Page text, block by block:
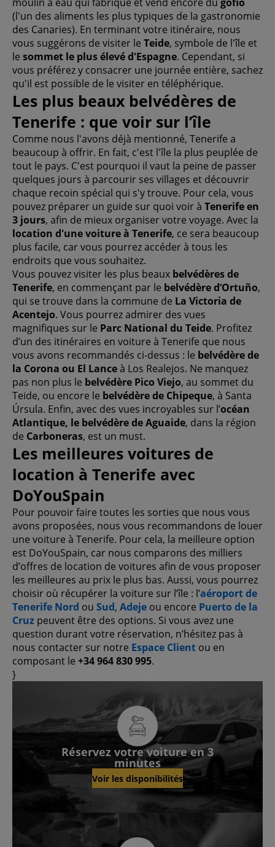
moulin à eau qui fabrique et vend encore du gofio
(l'un des aliments les plus typiques de la gastronomie
des Canaries). En terminant votre itinéraire, nous
vous suggérons de visiter le Teide, symbole de l'île et
le sommet le plus élevé d'Espagne. Cependant, si
vous préférez y consacrer une journée entière, sachez
qu'il est possible de le visiter en téléphérique.
Les plus beaux belvédères de
Tenerife : que voir sur l’île
Comme nous l'avons déjà mentionné, Tenerife a
beaucoup à offrir. En fait, c'est l'île la plus peuplée de
tout le pays. C'est pourquoi il vaut la peine de passer
quelques jours à parcourir ses villages et découvrir
chaque recoin spécial qui s'y trouve. Pour cela, vous
pouvez préparer un guide sur quoi voir à Tenerife en
3 jours, afin de mieux organiser votre voyage. Avec la
location d'une voiture à Tenerife, ce sera beaucoup
plus facile, car vous pourrez accéder à tous les
endroits que vous souhaitez.
Vous pouvez visiter les plus beaux belvédères de
Tenerife, en commençant par le belvédère d’Ortuño,
qui se trouve dans la commune de La Victoria de
Acentejo. Vous pourrez admirer des vues
magnifiques sur le Parc National du Teide. Profitez
d’un des itinéraires en voiture à Tenerife que nous
vous avons recommandés ci-dessus : le belvédère de
la Corona ou El Lanceà Los Realejos. Ne manquez
pas non plus le belvédère Pico Viejo, au sommet du
Teide, ou encore le belvédère de Chipeque, à Santa
Úrsula. Enfin, avec des vues incroyables sur l’océan
Atlantique, le belvédère de Aguaide, dans la région
de Carboneras, est un must.
Les meilleures voitures de
location à Tenerife avec
DoYouSpain
Pour pouvoir faire toutes les sorties que nous vous
avons proposées, nous vous recommandons de louer
une voiture à Tenerife. Pour cela, la meilleure option
est DoYouSpain, car nous comparons des milliers
d’offres de location de voitures afin de vous proposer
les meilleures au prix le plus bas. Aussi, vous pourrez
choisir où récupérer la voiture sur l’île : l’aéroport de
Tenerife Nord ou Sud, Adeje ou encore Puerto de la
Cruz peuvent être des options. Si vous avez une
question durant votre réservation, n’hésitez pas à
nous contacter sur notre Espace Client ou en
composant le +34 964 830 995.
}
Réservez votre voiture en 3
minutes
Voir les disponibilités